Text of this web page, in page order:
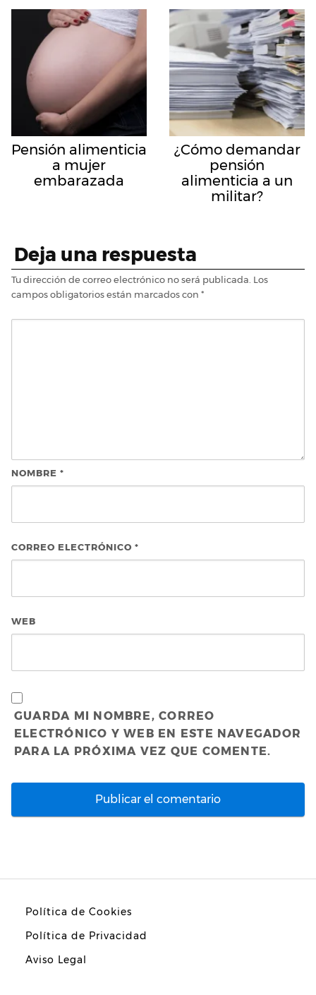
Pensión alimenticia
a mujer
embarazada
¿Cómo demandar
pensión
alimenticia a un
militar?
Deja una respuesta
Tu dirección de correo electrónico no será publicada. Los
campos obligatorios están marcados con *
NOMBRE *
CORREO ELECTRÓNICO *
WEB
GUARDA MI NOMBRE, CORREO
ELECTRÓNICO Y WEB EN ESTE NAVEGADOR
PARA LA PRÓXIMA VEZ QUE COMENTE.
Política de Cookies
Política de Privacidad
Aviso Legal